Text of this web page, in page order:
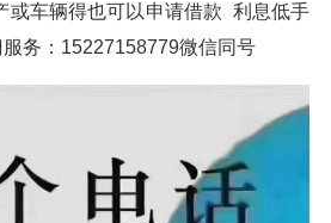
或车辆得也可以申请借款 利息低手
务：15227158779微信同号